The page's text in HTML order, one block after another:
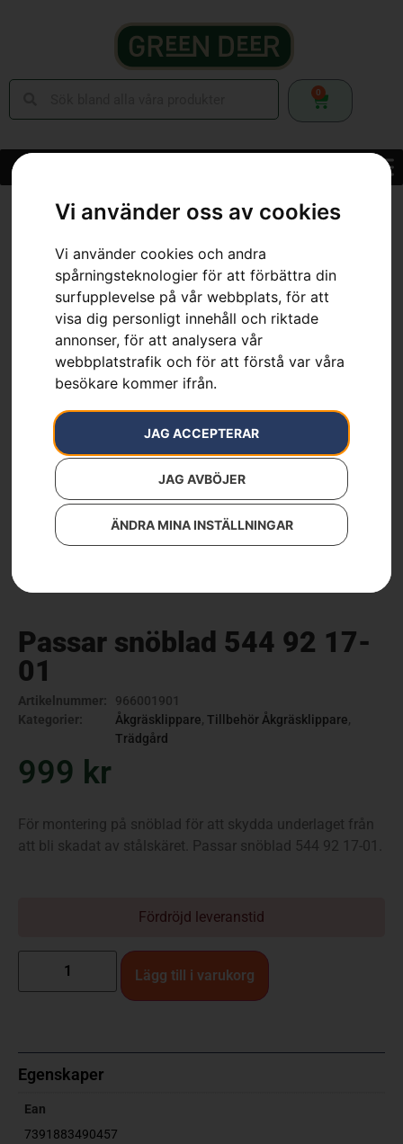
Vi använder oss av cookies
Vi använder cookies och andra
spårningsteknologier för att förbättra din
surfupplevelse på vår webbplats, för att
visa dig personligt innehåll och riktade
annonser, för att analysera vår
webbplatstrafik och för att förstå var våra
besökare kommer ifrån.
JAG ACCEPTERAR
JAG AVBÖJER
ÄNDRA MINA INSTÄLLNINGAR
0
»Webbutik » Trädgård»Åkgräsklippare » Tillbehör
Åkgräsklippare»Passar snöblad 544 92 17-01
Passar snöblad 544 92 17-
01
Artikelnummer:
966001901
Kategorier:
Åkgräsklippare, Tillbehör Åkgräsklippare,
Trädgård
999 kr
För montering på snöblad för att skydda underlaget från
att bli skadat av stålskäret. Passar snöblad 544 92 17-01.
Fördröjd leveranstid
Lägg till i varukorg
Egenskaper
Ean
7391883490457